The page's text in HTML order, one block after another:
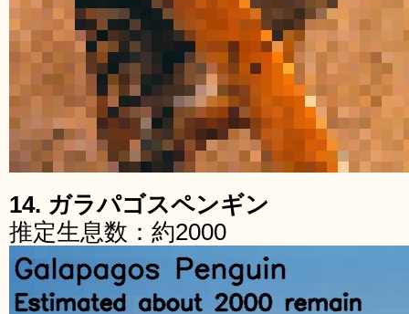
14. ガラパゴスペンギン
推定生息数：約2000